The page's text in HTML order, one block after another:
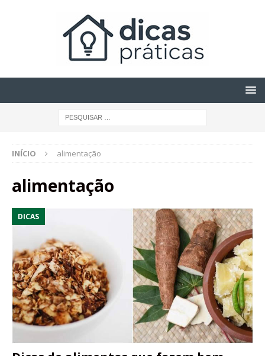
INÍCIO alimentação
alimentação
DICAS